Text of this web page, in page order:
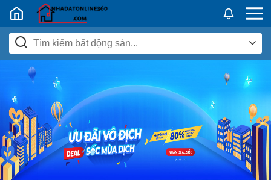
Nhadatban24h.vn